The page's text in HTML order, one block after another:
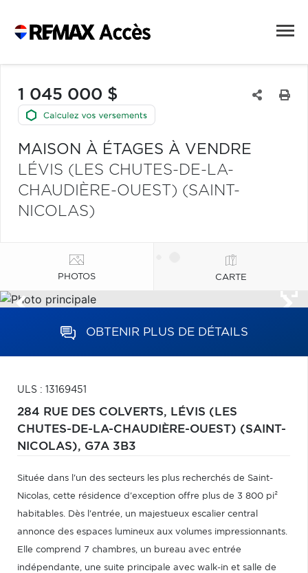
1 045 000 $
MAISON À ÉTAGES À VENDRE
LÉVIS (LES CHUTES-DE-LA-
CHAUDIÈRE-OUEST) (SAINT-
NICOLAS)
PHOTOS CARTE
OBTENIR PLUS DE DÉTAILS
ULS : 13169451
284 RUE DES COLVERTS, LÉVIS (LES
CHUTES-DE-LA-CHAUDIÈRE-OUEST) (SAINT-
NICOLAS), G7A 3B3
Située dans l'un des secteurs les plus recherchés de Saint-
Nicolas, cette résidence d'exception offre plus de 3 800 pi²
habitables. Dès l'entrée, un majestueux escalier central
annonce des espaces lumineux aux volumes impressionnants.
Elle comprend 7 chambres, un bureau avec entrée
indépendante, une suite principale avec walk-in et salle de